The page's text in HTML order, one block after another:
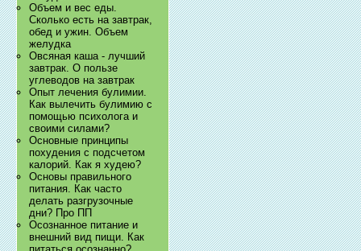
Объем и вес еды.
Сколько есть на завтрак,
обед и ужин. Объем
желудка
Овсяная каша - лучший
завтрак. О пользе
углеводов на завтрак
Опыт лечения булимии.
Как вылечить булимию с
помощью психолога и
своими силами?
Основные принципы
похудения с подсчетом
калорий. Как я худею?
Основы правильного
питания. Как часто
делать разгрузочные
дни? Про ПП
Осознанное питание и
внешний вид пищи. Как